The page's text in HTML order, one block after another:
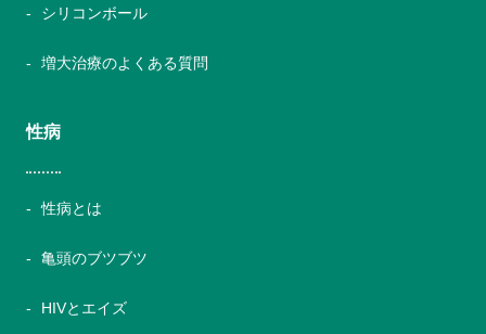
シリコンボール
増大治療のよくある質問
性病
性病とは
亀頭のブツブツ
HIVとエイズ